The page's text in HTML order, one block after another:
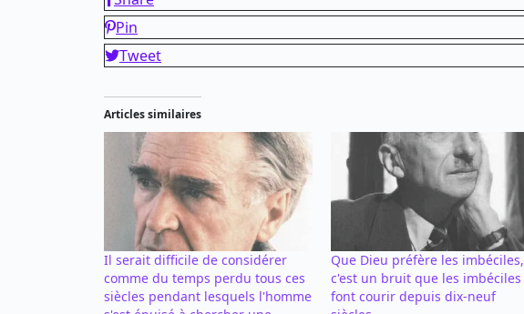
Pin
Tweet
Articles similaires
Il serait difficile de considérer
comme du temps perdu tous ces
siècles pendant lesquels l'homme
Que Dieu préfère les imbéciles,
c'est un bruit que les imbéciles
font courir depuis dix-neuf